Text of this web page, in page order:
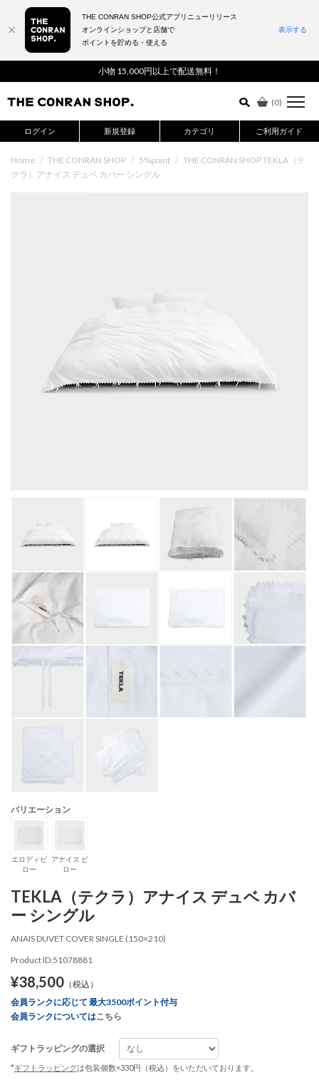
小物 15,000円以上で配送無料！
(0)
ログイン 新規登録 カテゴリ ご利用ガイド
詳細検索はこちら
Home / THE CONRAN SHOP / 5%point / THE CONRAN SHOP TEKLA（テ
クラ）アナイス デュベ カバー シングル
バリエーション
エロディピ
ロー
アナイス ピ
ロー
TEKLA（テクラ）アナイス デュベ カバ
ー シングル
ANAIS DUVET COVER SINGLE (150×210)
Product ID:51078881
¥38,500 （税込）
会員ランクに応じて 最大3500ポイント付与
会員ランクについてはこちら
ギフトラッピングの選択
*ギフトラッピングは包装個数×330円（税込）をいただいております。
THE CONRAN SHOP公式アプリニューリリース
オンラインショップと店舗で
ポイントを貯める・使える
表示する